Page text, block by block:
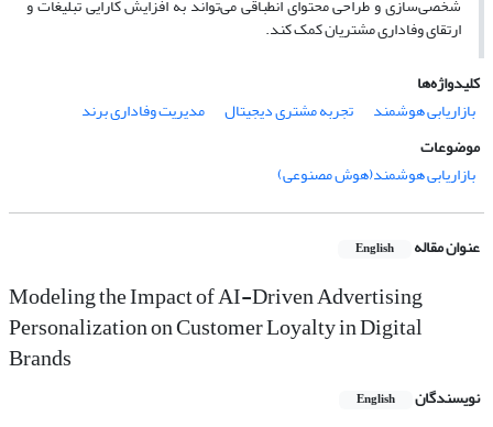
شخصی‌سازی و طراحی محتوای انطباقی می‌تواند به افزایش کارایی تبلیغات و
ارتقای وفاداری مشتریان کمک کند.
کلیدواژه‌ها
بازاریابی هوشمند
تجربه مشتری دیجیتال
مدیریت وفاداری برند
موضوعات
بازاریابی هوشمند(هوش مصنوعی)
عنوان مقاله English
Modeling the Impact of AI-Driven Advertising
Personalization on Customer Loyalty in Digital
Brands
نویسندگان English